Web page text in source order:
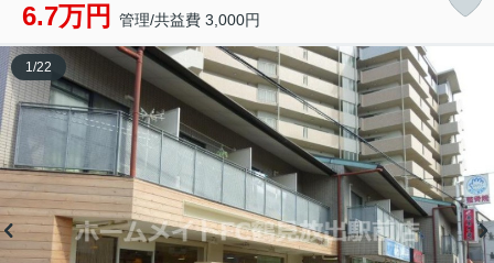
6.7万円 管理/共益費 3,000円
1/22